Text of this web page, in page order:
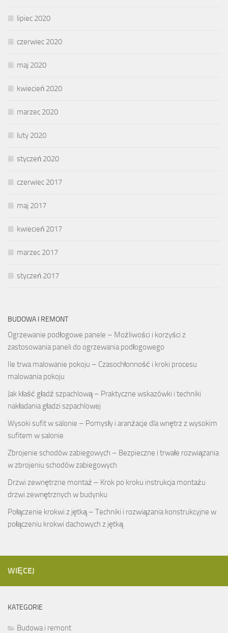
lipiec 2020
czerwiec 2020
maj 2020
kwiecień 2020
marzec 2020
luty 2020
styczeń 2020
czerwiec 2017
maj 2017
kwiecień 2017
marzec 2017
styczeń 2017
BUDOWA I REMONT
Ogrzewanie podłogowe panele – Możliwości i korzyści z
zastosowania paneli do ogrzewania podłogowego
Ile trwa malowanie pokoju – Czasochłonność i kroki procesu
malowania pokoju
Jak kłaść gładź szpachlową – Praktyczne wskazówki i techniki
nakładania gładzi szpachlowej
Wysoki sufit w salonie – Pomysły i aranżacje dla wnętrz z wysokim
sufitem w salonie
Zbrojenie schodów zabiegowych – Bezpieczne i trwałe rozwiązania
w zbrojeniu schodów zabiegowych
Drzwi zewnętrzne montaż – Krok po kroku instrukcja montażu
drzwi zewnętrznych w budynku
Połączenie krokwi z jętką – Techniki i rozwiązania konstrukcyjne w
połączeniu krokwi dachowych z jętką
WIĘCEJ
KATEGORIE
Budowa i remont